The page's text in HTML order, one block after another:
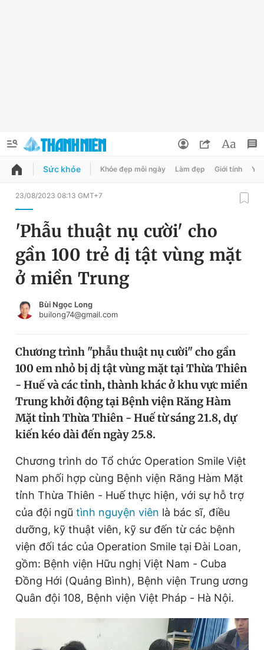
QUẢNG CÁO ĐẶT BÁO
Chuyên mục
Chuyên mục khác
Chào ngày mới
Video Magazine
Sản phẩm khác
Thông tin tòa soạn Liên hệ quảng cáo
Đọc Thanh Niên trên điện thoại
Theo dõi báo trên
Đổi mật khẩu
Tin đã lưu
Đăng xuất
Sức khỏe Khỏe đẹp mỗi ngày Làm đẹp Giới tính Y
23/08/2023 08:13 GMT+7
'Phẫu thuật nụ cười' cho
gần 100 trẻ dị tật vùng mặt
ở miền Trung
Bùi Ngọc Long
builong74@gmail.com
Chương trình "phẫu thuật nụ cười" cho gần
100 em nhỏ bị dị tật vùng mặt tại Thừa Thiên
- Huế và các tỉnh, thành khác ở khu vực miền
Trung khởi động tại Bệnh viện Răng Hàm
Mặt tỉnh Thừa Thiên - Huế từ sáng 21.8, dự
kiến kéo dài đến ngày 25.8.
Chương trình do Tổ chức Operation Smile Việt
Nam phối hợp cùng Bệnh viện Răng Hàm Mặt
tỉnh Thừa Thiên - Huế thực hiện, với sự hỗ trợ
của đội ngũ tình nguyện viên là bác sĩ, điều
dưỡng, kỹ thuật viên, kỹ sư đến từ các bệnh
viện đối tác của Operation Smile tại Đài Loan,
gồm: Bệnh viện Hữu nghị Việt Nam - Cuba
Đồng Hới (Quảng Bình), Bệnh viện Trung ương
Quân đội 108, Bệnh viện Việt Pháp - Hà Nội.